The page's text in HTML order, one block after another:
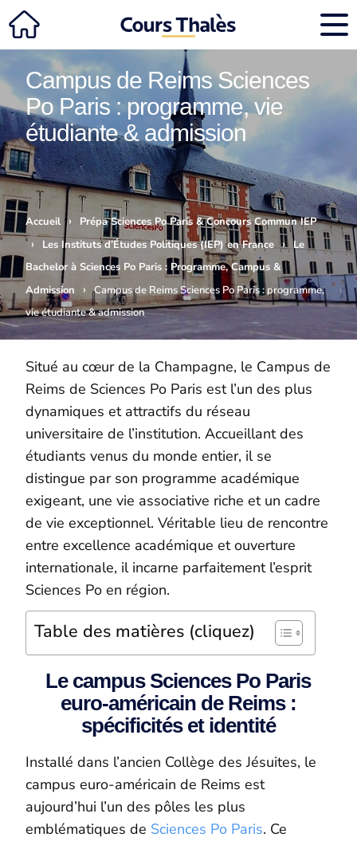
Campus de Reims Sciences
Po Paris : programme, vie
étudiante & admission
Accueil › Prépa Sciences Po Paris & Concours Commun IEP
› Les Instituts d’Études Politiques (IEP) en France › Le
Bachelor à Sciences Po Paris : Programme, Campus &
Admission
› Campus de Reims Sciences Po Paris : programme,
vie étudiante & admission
Situé au cœur de la Champagne, le Campus de
Reims de Sciences Po Paris est l’un des plus
dynamiques et attractifs du réseau
universitaire de l’institution. Accueillant des
étudiants venus du monde entier, il se
distingue par son programme académique
exigeant, une vie associative riche et un cadre
de vie exceptionnel. Véritable lieu de rencontre
entre excellence académique et ouverture
internationale, il incarne parfaitement l’esprit
Sciences Po en région.
Table des matières (cliquez)
Le campus Sciences Po Paris
euro-américain de Reims :
spécificités et identité
Installé dans l’ancien Collège des Jésuites, le
campus euro-américain de Reims est
aujourd’hui l’un des pôles les plus
emblématiques de Sciences Po Paris. Ce